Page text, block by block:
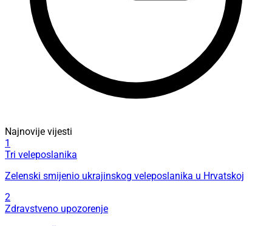
Najnovije vijesti
1
Tri veleposlanika
Zelenski smijenio ukrajinskog veleposlanika u Hrvatskoj
2
Zdravstveno upozorenje